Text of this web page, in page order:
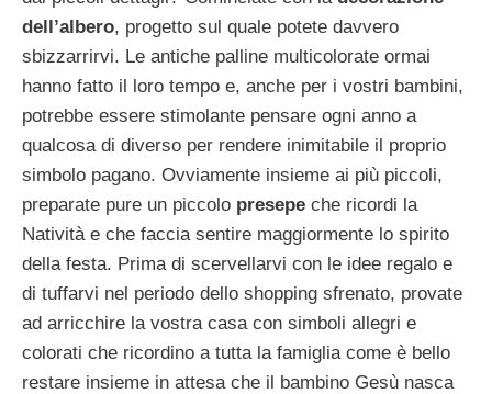
dell’albero, progetto sul quale potete davvero
sbizzarrirvi. Le antiche palline multicolorate ormai
hanno fatto il loro tempo e, anche per i vostri bambini,
potrebbe essere stimolante pensare ogni anno a
qualcosa di diverso per rendere inimitabile il proprio
simbolo pagano. Ovviamente insieme ai più piccoli,
preparate pure un piccolo presepe che ricordi la
Natività e che faccia sentire maggiormente lo spirito
della festa. Prima di scervellarvi con le idee regalo e
di tuffarvi nel periodo dello shopping sfrenato, provate
ad arricchire la vostra casa con simboli allegri e
colorati che ricordino a tutta la famiglia come è bello
restare insieme in attesa che il bambino Gesù nasca